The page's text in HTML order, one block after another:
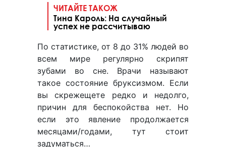
ЧИТАЙТЕ ТАКОЖ
Тина Кароль: На случайный
успех не рассчитываю
По статистике, от 8 до 31% людей во
всем мире регулярно скрипят
зубами во сне. Врачи называют
такое состояние бруксизмом. Если
вы скрежещете редко и недолго,
причин для беспокойства нет. Но
если это явление продолжается
месяцами/годами, тут стоит
задуматься…